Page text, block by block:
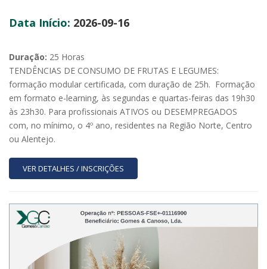
Data Início: 2026-09-16
Duração: 25 Horas
TENDÊNCIAS DE CONSUMO DE FRUTAS E LEGUMES:
formação modular certificada, com duração de 25h. Formação
em formato e-learning, às segundas e quartas-feiras das 19h30
às 23h30. Para profissionais ATIVOS ou DESEMPREGADOS
com, no mínimo, o 4º ano, residentes na Região Norte, Centro
ou Alentejo.
VER DETALHES / INSCRIÇÕES